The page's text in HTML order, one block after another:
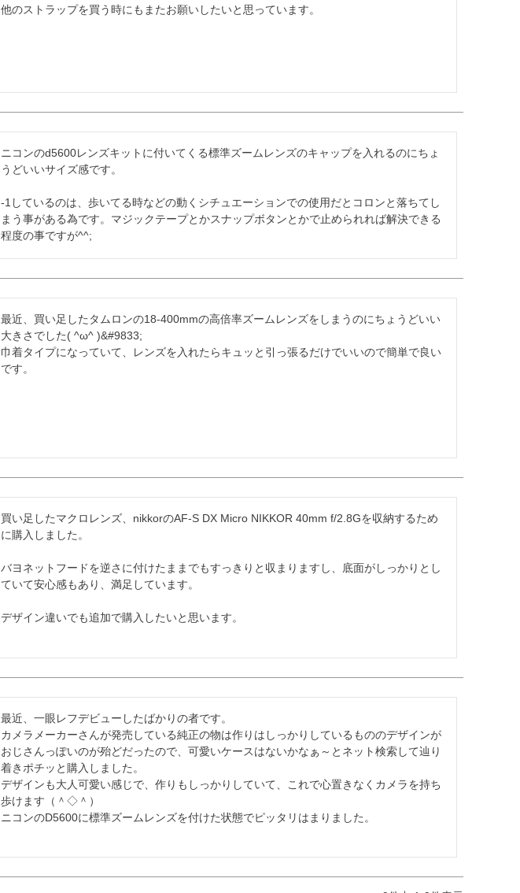
他のストラップを買う時にもまたお願いしたいと思っています。
ニコンのd5600レンズキットに付いてくる標準ズームレンズのキャップを入れるのにちょ
うどいいサイズ感です。
-1しているのは、歩いてる時などの動くシチュエーションでの使用だとコロンと落ちてし
まう事がある為です。マジックテープとかスナップボタンとかで止められれば解決できる
程度の事ですが^^;
最近、買い足したタムロンの18-400mmの高倍率ズームレンズをしまうのにちょうどいい
大きさでした( ^ω^ )&#9833;
巾着タイプになっていて、レンズを入れたらキュッと引っ張るだけでいいので簡単で良い
買い足したマクロレンズ、nikkorのAF-S DX Micro NIKKOR 40mm f/2.8Gを収納するため
に購入しました。
バヨネットフードを逆さに付けたままでもすっきりと収まりますし、底面がしっかりとし
ていて安心感もあり、満足しています。
デザイン違いでも追加で購入したいと思います。
最近、一眼レフデビューしたばかりの者です。
カメラメーカーさんが発売している純正の物は作りはしっかりしているもののデザインが
おじさんっぽいのが殆どだったので、可愛いケースはないかなぁ～とネット検索して辿り
着きポチッと購入しました。
デザインも大人可愛い感じで、作りもしっかりしていて、これで心置きなくカメラを持ち
歩けます（＾◇＾）
ニコンのD5600に標準ズームレンズを付けた状態でピッタリはまりました。